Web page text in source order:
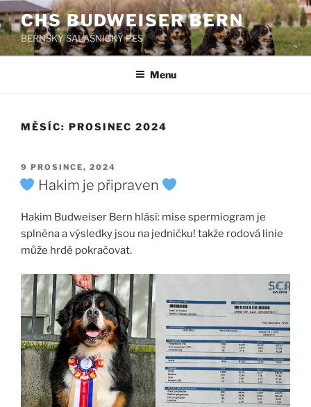
Přejít
k
obsahu
webu
CHS BUDWEISER BERN
BERNSKÝ SALAŠNICKÝ PES
Menu
MĚSÍC: PROSINEC 2024
PUBLIKOVÁNO
9 PROSINCE, 2024
Hakim je připraven
Hakim Budweiser Bern hlásí: mise spermiogram je
splněna a výsledky jsou na jedničku! takže rodová linie
může hrdě pokračovat.